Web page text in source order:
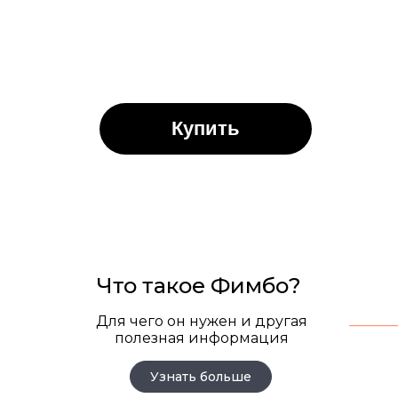
скидки
Что такое Фимбо?
Для чего он нужен и другая
полезная информация
Узнать больше